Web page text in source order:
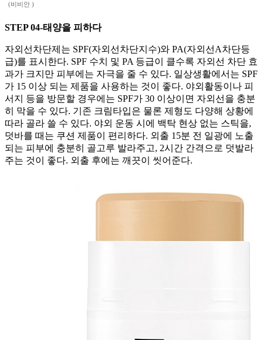
(비비안 )
STEP 04-태양을 피하다
자외선차단제는 SPF(자외선차단지수)와 PA(자외선A차단등
급)를 표시한다. SPF 수치 및 PA 등급이 클수록 자외선 차단 효
과가 크지만 피부에는 자극을 줄 수 있다. 일상생활에서는 SPF
가 15 이상 되는 제품을 사용하는 것이 좋다. 야외활동이나 피
서지 등을 방문할 경우에는 SPF가 30 이상이면 자외선을 충분
히 막을 수 있다. 기존 크림타입은 물론 제형도 다양해 상황에
따라 골라 쓸 수 있다. 야외 운동 시에 백탁 현상 없는 스틱을,
덧바를 때는 쿠션 제품이 편리하다. 외출 15분 전 일광에 노출
되는 피부에 충분히 골고루 발라주고, 2시간 간격으로 덧발라
주는 것이 좋다. 외출 후에는 깨끗이 씻어준다.